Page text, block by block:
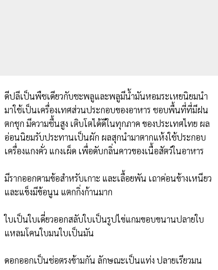
ดีปลีเป็นพืชเดียวกับชะพลูและพลูมีน้ำมันหอมระเหยนิยมนำ
มาใช้เป็นเครื่องเทศส่วนประกอบของอาหาร ชอบพื้นที่ที่มีฝน
ตกชุก มีความชื้นสูง เติบโตได้ดีในทุกภาค ของประเทศไทย ผล
อ่อนนิยมรับประทานเป็นผัก ผลสุกนำมาตากแห้งใช้ประกอบ
เครื่องแกงคั่ว แกงเผ็ด เพื่อดับกลิ่นคาวของเนื้อสัตว์ในอาหาร
มีรากออกตามข้อสำหรับเกาะ และเลื้อยพัน เถาค่อนข้างเหนียว
และแข็งมีข้อนูน แตกกิ่งก้านมาก
ใบเป็นใบเดี่ยวออกสลับใบเป็นรูปไข่แกมขอบขนานปลายใบ
แหลมโคนใบมนใบเป็นมัน
ดอกออกเป็นช่อตรงข้ามกัน ลักษณะเป็นแท่ง ปลายเรียวมน